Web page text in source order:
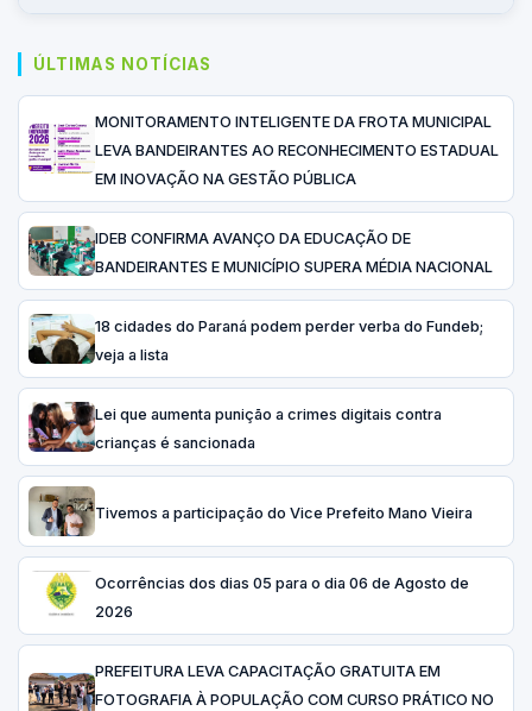
ÚLTIMAS NOTÍCIAS
MONITORAMENTO INTELIGENTE DA FROTA MUNICIPAL
LEVA BANDEIRANTES AO RECONHECIMENTO ESTADUAL
EM INOVAÇÃO NA GESTÃO PÚBLICA
IDEB CONFIRMA AVANÇO DA EDUCAÇÃO DE
BANDEIRANTES E MUNICÍPIO SUPERA MÉDIA NACIONAL
18 cidades do Paraná podem perder verba do Fundeb;
veja a lista
Lei que aumenta punição a crimes digitais contra
crianças é sancionada
Tivemos a participação do Vice Prefeito Mano Vieira
Ocorrências dos dias 05 para o dia 06 de Agosto de
2026
PREFEITURA LEVA CAPACITAÇÃO GRATUITA EM
FOTOGRAFIA À POPULAÇÃO COM CURSO PRÁTICO NO